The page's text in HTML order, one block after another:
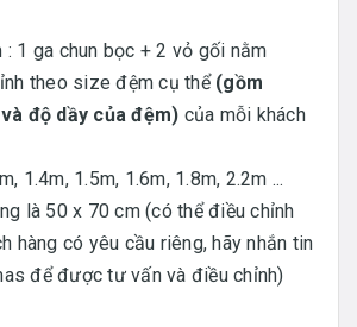
1 ga chun bọc + 2 vỏ gối nằm
theo size đệm cụ thể (gồm
độ dầy của đệm) của mỗi khách
1.4m, 1.5m, 1.6m, 1.8m, 2.2m ...
là 50 x 70 cm (có thể điều chỉnh
hàng có yêu cầu riêng, hãy nhắn tin
để được tư vấn và điều chỉnh)